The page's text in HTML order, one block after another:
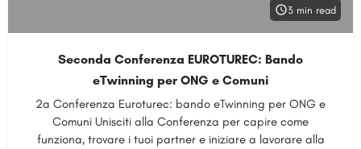
3 min read
Seconda Conferenza EUROTUREC: Bando
eTwinning per ONG e Comuni
2a Conferenza Euroturec: bando eTwinning per ONG e
Comuni Unisciti alla Conferenza per capire come
funziona, trovare i tuoi partner e iniziare a lavorare alla